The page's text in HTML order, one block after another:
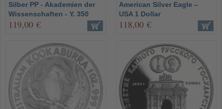
Silber PP - Akademien der
Wissenschaften - Y. 350
119,00 €
American Silver Eagle –
USA 1 Dollar
118,00 €